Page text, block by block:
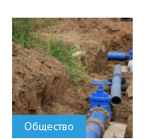
Общество